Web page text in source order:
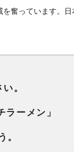
奮っています。日
。
ーメン」
。